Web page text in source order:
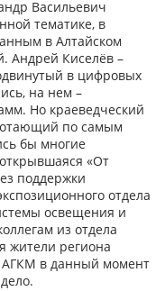
Васильевич
тематике, в
в Алтайском
Андрей Киселёв –
в цифровых
на нем –
Но краеведческий
по самым
бы многие
«От
поддержки
отдела
освещения и
из отдела
жители региона
АГКМ в данный момент